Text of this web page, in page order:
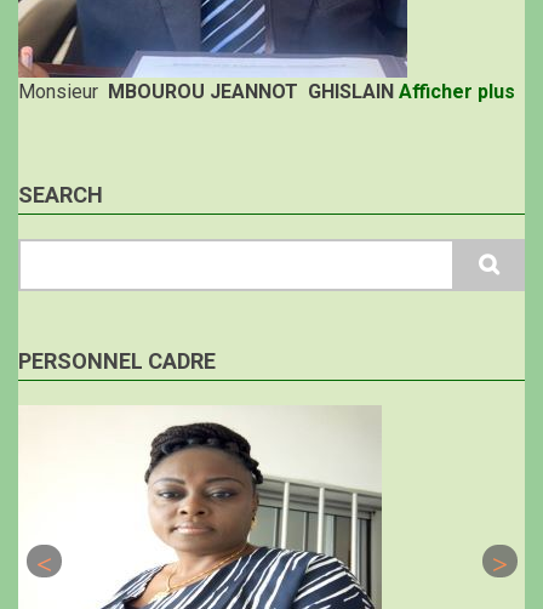
Monsieur MBOUROU JEANNOT GHISLAIN Afficher plus
SEARCH
PERSONNEL CADRE